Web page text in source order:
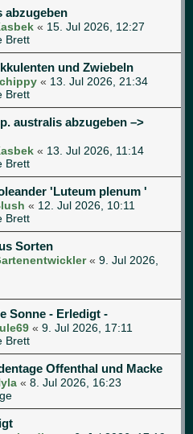
abzugeben
« 15. Jul 2026, 12:27
Brett
und Zwiebeln
« 13. Jul 2026, 21:34
Brett
australis abzugeben –>
« 13. Jul 2026, 11:14
Brett
'Luteum plenum '
« 12. Jul 2026, 10:11
Brett
Sorten
« 9. Jul 2026,
Sonne - Erledigt -
« 9. Jul 2026, 17:11
Brett
Offenthal und Macke
« 8. Jul 2026, 16:23